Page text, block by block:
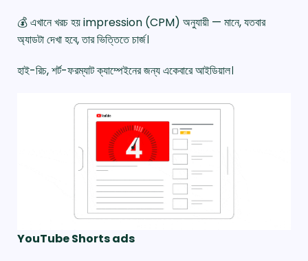
💰 এখানে খরচ হয় impression (CPM) অনুযায়ী — মানে, যতবার
অ্যাডটা দেখা হবে, তার ভিত্তিতে চার্জ।
হাই-রিচ, শর্ট-ফরম্যাট ক্যাম্পেইনের জন্য একেবারে আইডিয়াল।
YouTube Shorts ads